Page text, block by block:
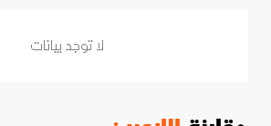
لا توجد بيانات